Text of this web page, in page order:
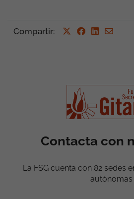
Compartir:
Contacta con
La FSG cuenta con 82 sedes
autónomas